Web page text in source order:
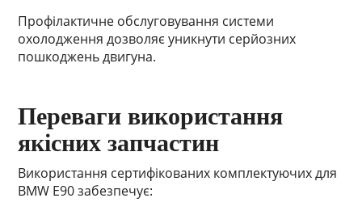
Профілактичне обслуговування системи
охолодження дозволяє уникнути серйозних
пошкоджень двигуна.
Переваги використання
якісних запчастин
Використання сертифікованих комплектуючих для
BMW E90 забезпечує: